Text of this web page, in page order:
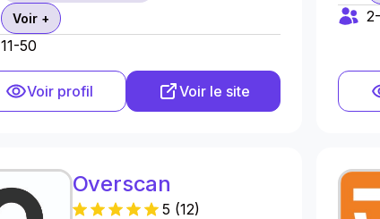
Voir +
11-50
Voir profil Voir le site
Overscan
5 (12)